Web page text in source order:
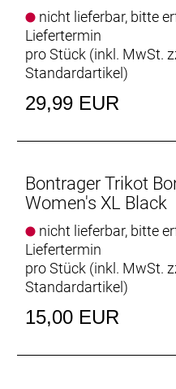
nicht lieferbar, bitte
Liefertermin
pro Stück (inkl. MwSt.
Standardartikel)
29,99 EUR
Bontrager Trikot
Women's XL Black
nicht lieferbar, bitte
Liefertermin
pro Stück (inkl. MwSt.
Standardartikel)
15,00 EUR